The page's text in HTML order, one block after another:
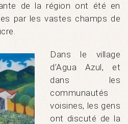
de la région ont été en
par les vastes champs de
Dans le village
d’Agua Azul, et
dans les
communautés
voisines, les gens
ont discuté de la